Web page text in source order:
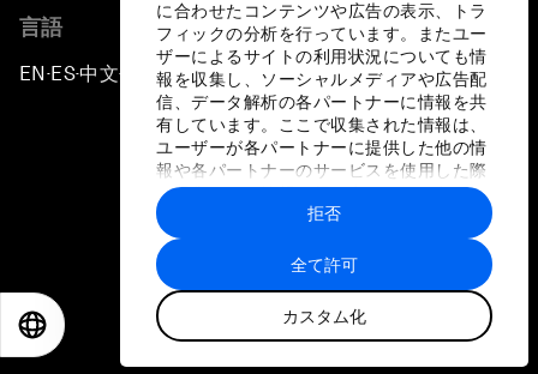
に合わせたコンテンツや広告の表示、トラ
フィックの分析を行っています。またユー
ザーによるサイトの利用状況についても情
報を収集し、ソーシャルメディアや広告配
信、データ解析の各パートナーに情報を共
有しています。ここで収集された情報は、
ユーザーが各パートナーに提供した他の情
報や各パートナーのサービスを使用した際
に収集された情報と組み合わされ、各パー
トナーによって使用されることがありま
す。
全て許可
カスタム化
拒否
言語
EN ▪ES▪中文▪ 日本語
プライバシーポリシーと利用規約
サイトマップ
©
世界経済フォーラム